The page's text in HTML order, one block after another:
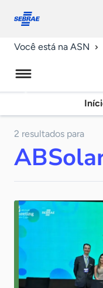
conosco
Você está na ASN
2 resultados para